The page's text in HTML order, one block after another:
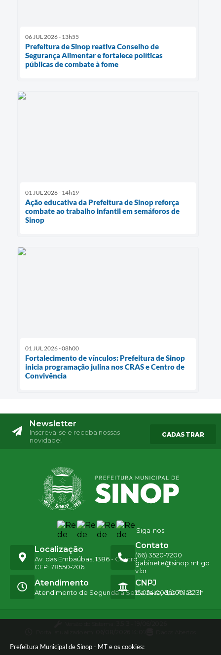
Prefeitura Municipal de Sinop - MT e os cookies:
06 JUL 2026 - 13h55
Prefeitura de Sinop reativa Conselho de
Segurança Alimentar e fortalece políticas
públicas de combate à fome
01 JUL 2026 - 14h19
Ação educativa da Prefeitura de Sinop reforça
combate ao trabalho infantil em semáforos de
Sinop
01 JUL 2026 - 08h00
Fortalecimento de vínculos: Prefeitura de Sinop
inicia programação julina nos CRAS e Centro de
Convivência
Newsletter
Inscreva-se e receba nossas
novidade!
CADASTRAR
Siga-nos
Localização
Av. das Embaúbas, 1386 - Centro
CEP: 78550-206
Contato
(66) 3520-7200
gabinete@sinop.mt.go
v.br
Atendimento
Atendimento de Segunda a Sexta-feira, das 7h às 13h
CNPJ
15.024.003/0001-32